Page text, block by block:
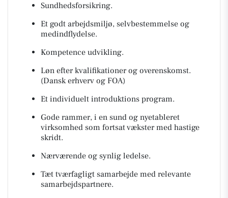
Sundhedsforsikring.
Et godt arbejdsmiljø, selvbestemmelse og
medindflydelse.
Kompetence udvikling.
Løn efter kvalifikationer og overenskomst.
(Dansk erhverv og FOA)
Et individuelt introduktions program.
Gode rammer, i en sund og nyetableret
virksomhed som fortsat vækster med hastige
skridt.
Nærværende og synlig ledelse.
Tæt tværfagligt samarbejde med relevante
samarbejdspartnere.